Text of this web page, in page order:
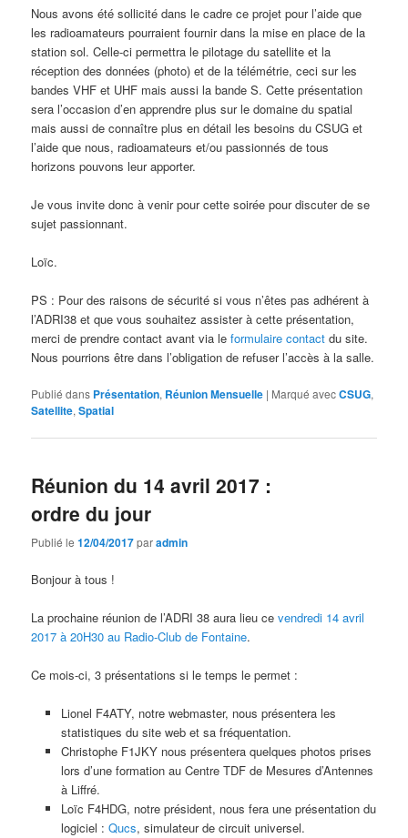
Nous avons été sollicité dans le cadre ce projet pour l’aide que
les radioamateurs pourraient fournir dans la mise en place de la
station sol. Celle-ci permettra le pilotage du satellite et la
réception des données (photo) et de la télémétrie, ceci sur les
bandes VHF et UHF mais aussi la bande S. Cette présentation
sera l’occasion d’en apprendre plus sur le domaine du spatial
mais aussi de connaître plus en détail les besoins du CSUG et
l’aide que nous, radioamateurs et/ou passionnés de tous
horizons pouvons leur apporter.
Je vous invite donc à venir pour cette soirée pour discuter de se
sujet passionnant.
Loïc.
PS : Pour des raisons de sécurité si vous n’êtes pas adhérent à
l’ADRI38 et que vous souhaitez assister à cette présentation,
merci de prendre contact avant via leformulaire contact du site.
Nous pourrions être dans l’obligation de refuser l’accès à la salle.
Publié dans Présentation, Réunion Mensuelle | Marqué avecCSUG,
Satellite,Spatial
Réunion du 14 avril 2017 :
ordre du jour
Publié le12/04/2017paradmin
Bonjour à tous !
La prochaine réunion de l’ADRI 38 aura lieu ce vendredi 14 avril
2017 à 20H30 au Radio-Club de Fontaine.
Ce mois-ci, 3 présentations si le temps le permet :
Lionel F4ATY, notre webmaster, nous présentera les
statistiques du site web et sa fréquentation.
Christophe F1JKY nous présentera quelques photos prises
lors d’une formation au Centre TDF de Mesures d’Antennes
à Liffré.
Loïc F4HDG, notre président, nous fera une présentation du
logiciel : Qucs, simulateur de circuit universel.